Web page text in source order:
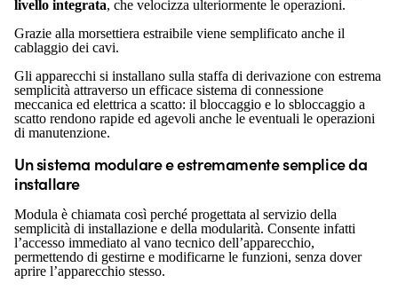
livello integrata, che velocizza ulteriormente le operazioni.
Grazie alla morsettiera estraibile viene semplificato anche il
cablaggio dei cavi.
Gli apparecchi si installano sulla staffa di derivazione con estrema
semplicità attraverso un efficace sistema di connessione
meccanica ed elettrica a scatto: il bloccaggio e lo sbloccaggio a
scatto rendono rapide ed agevoli anche le eventuali le operazioni
di manutenzione.
Un sistema modulare e estremamente semplice da
installare
Modula è chiamata così perché progettata al servizio della
semplicità di installazione e della modularità. Consente infatti
l’accesso immediato al vano tecnico dell’apparecchio,
permettendo di gestirne e modificarne le funzioni, senza dover
aprire l’apparecchio stesso.